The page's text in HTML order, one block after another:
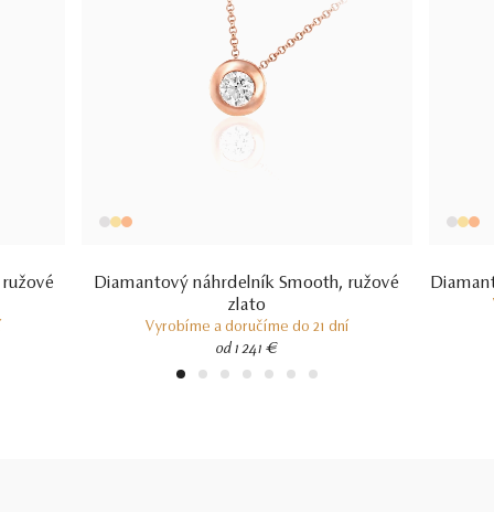
Diamantový náhrdelník Smooth, ružové
zlato
Vyrobíme a doručíme do 21 dní
od 1 241 €
1 2 3 4 5 6 7